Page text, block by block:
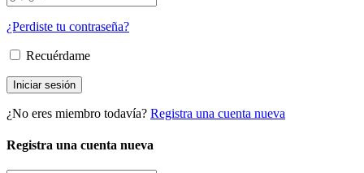
¿Perdiste tu contraseña?
Recuérdame
¿No eres miembro todavía? Registra una cuenta nueva
Registra una cuenta nueva